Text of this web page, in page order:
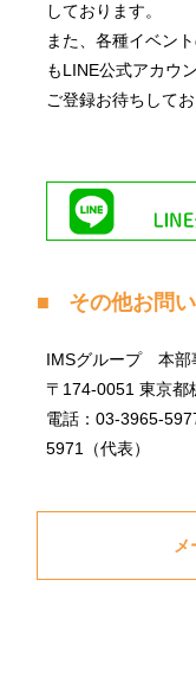
しております。
また、各種イベン
もLINE公式アカウ
ご登録お待ちしてお
その他お問
IMSグループ 本
〒174-0051 東京都
電話：03-3965-
5971（代表）